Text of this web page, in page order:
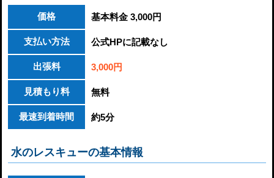
価格 基本料金 3,000円
支払い方法 公式HPに記載なし
出張料 3,000円
見積もり料 無料
最速到着時間 約5分
水のレスキューの基本情報